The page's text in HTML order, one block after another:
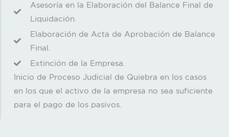
Asesoría en la Elaboración del Balance Final de
Liquidación.
Elaboración de Acta de Aprobación de Balance
Final.
Extinción de la Empresa.
Inicio de Proceso Judicial de Quiebra en los casos
en los que el activo de la empresa no sea suficiente
para el pago de los pasivos.